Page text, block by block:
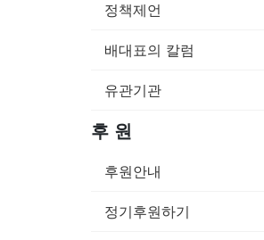
정책제언
배대표의 칼럼
유관기관
후 원
후원안내
정기후원하기